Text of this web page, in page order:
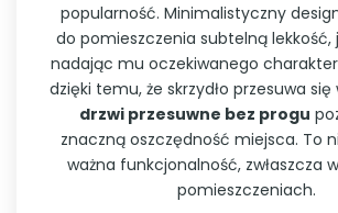
popularność. Minimalistyczny
do pomieszczenia subtelną lekkość,
nadając mu oczekiwanego
dzięki temu, że skrzydło przesuwa się
drzwi przesuwne bez progu
znaczną oszczędność miejsca. To
ważna funkcjonalność, zwłaszcza
pomieszczeniach.